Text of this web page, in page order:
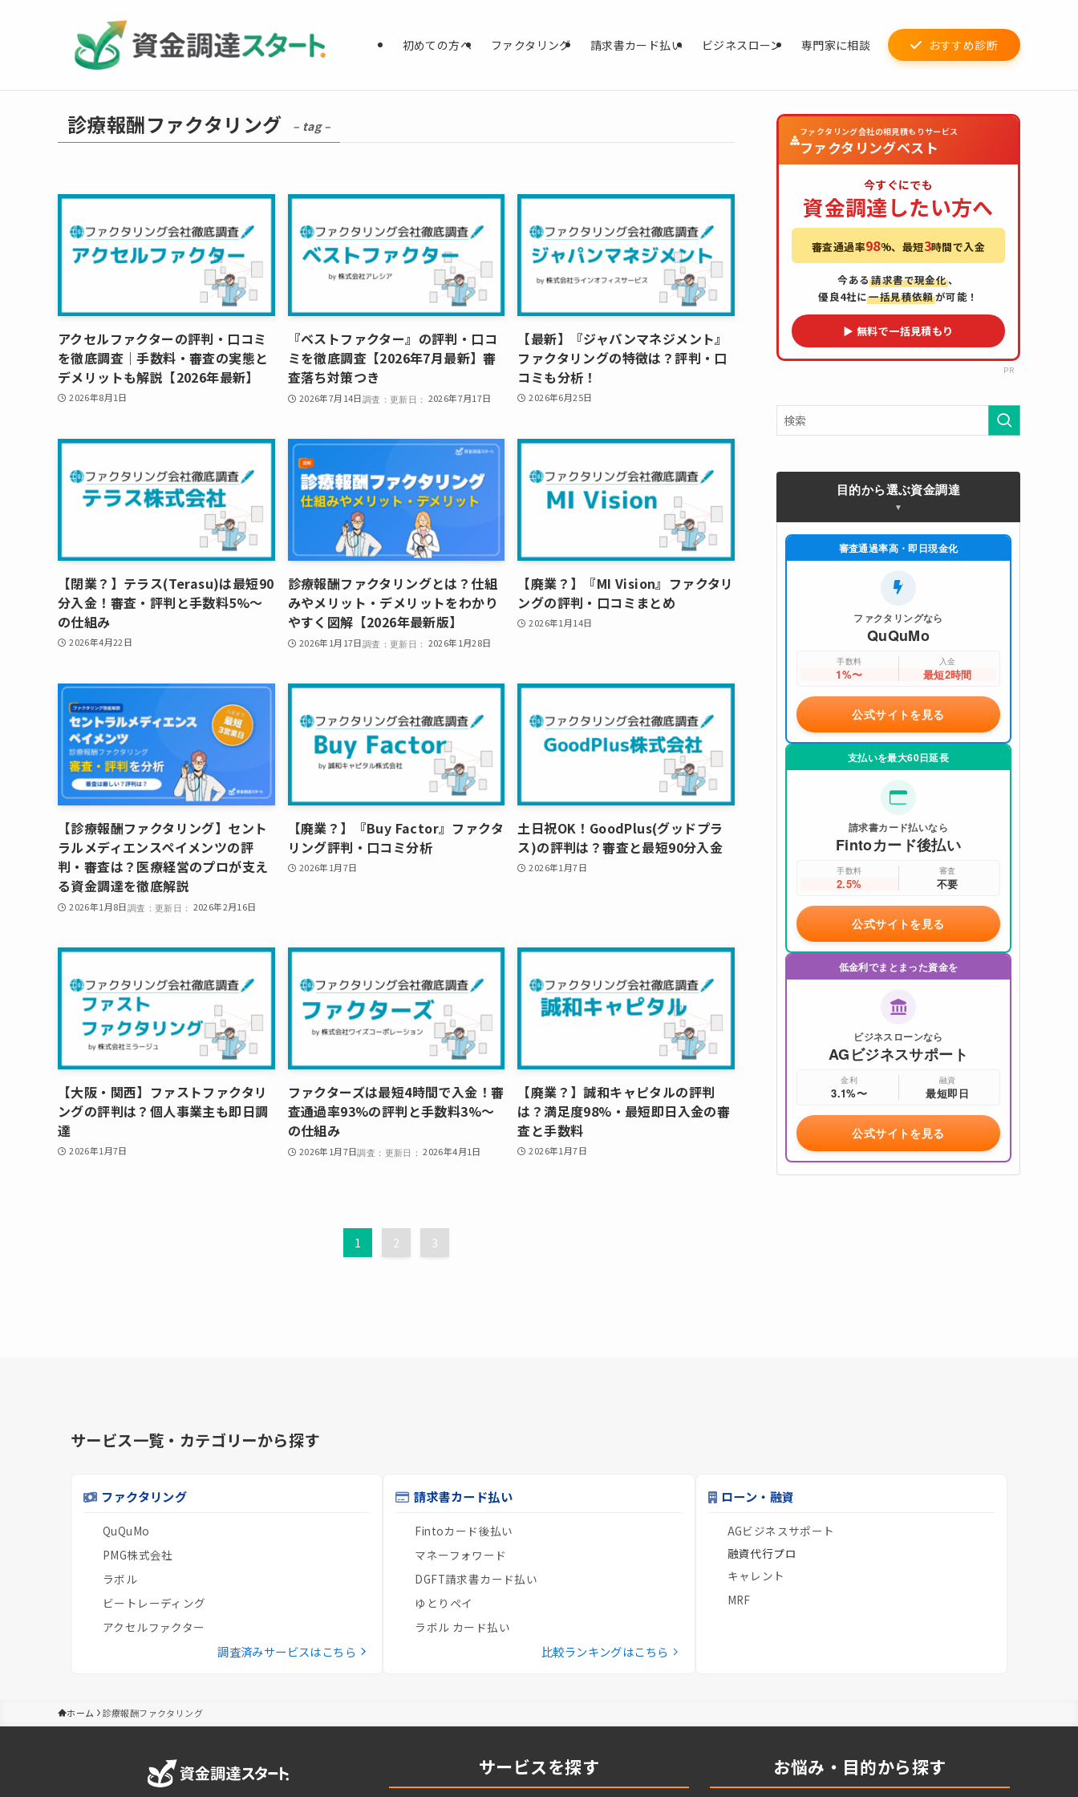
初めての方へ ファクタリング 請求書カード払い ビジネスローン 専門家に相談 おすすめ診断
診療報酬ファクタリング – tag –
アクセルファクターの評判・口コミ
を徹底調査｜手数料・審査の実態と
デメリットも解説【2026年最新】
2026年8月1日
『ベストファクター』の評判・口コ
ミを徹底調査【2026年7月最新】審
査落ち対策つき
2026年7月14日 2026年7月17日
【最新】『ジャパンマネジメント』
ファクタリングの特徴は？評判・口
コミも分析！
2026年6月25日
【閉業？】テラス(Terasu)は最短90
分入金！審査・評判と手数料5%〜
の仕組み
2026年4月22日
診療報酬ファクタリングとは？仕組
みやメリット・デメリットをわかり
やすく図解【2026年最新版】
2026年1月17日 2026年1月28日
【廃業？】『MI Vision』ファクタリ
ングの評判・口コミまとめ
2026年1月14日
【診療報酬ファクタリング】セント
ラルメディエンスペイメンツの評
判・審査は？医療経営のプロが支え
る資金調達を徹底解説
2026年1月8日 2026年2月16日
【廃業？】『Buy Factor』ファクタ
リング評判・口コミ分析
2026年1月7日
土日祝OK！GoodPlus(グッドプラ
ス)の評判は？審査と最短90分入金
2026年1月7日
【大阪・関西】ファストファクタリ
ングの評判は？個人事業主も即日調
達
2026年1月7日
ファクターズは最短4時間で入金！審
査通過率93%の評判と手数料3%〜
の仕組み
2026年1月7日 2026年4月1日
【廃業？】誠和キャピタルの評判
は？満足度98%・最短即日入金の審
査と手数料
2026年1月7日
1 2 3
ファクタリング会社の相見積もりサービス
ファクタリングベスト
今すぐにでも
資金調達したい方へ
審査通過率98%、最短3時間で入金
今ある請求書で現金化、
優良4社に一括見積依頼が可能！
▶ 無料で一括見積もり
PR
目的から選ぶ資金調達
審査通過率高・即日現金化
ファクタリングなら
QuQuMo
手数料
1%〜
入金
最短2時間
公式サイトを見る
支払いを最大60日延長
請求書カード払いなら
Fintoカード後払い
手数料
2.5%
審査
不要
公式サイトを見る
低金利でまとまった資金を
ビジネスローンなら
AGビジネスサポート
金利
3.1%〜
融資
最短即日
公式サイトを見る
サービス一覧・カテゴリーから探す
ファクタリング
QuQuMo
PMG株式会社
ラボル
ビートレーディング
アクセルファクター
調査済みサービスはこちら
請求書カード払い
Fintoカード後払い
マネーフォワード
DGFT請求書カード払い
ゆとりペイ
ラボル カード払い
比較ランキングはこちら
ローン・融資
AGビジネスサポート
融資代行プロ
キャレント
MRF
ホーム 診療報酬ファクタリング
サービスを探す お悩み・目的から探す